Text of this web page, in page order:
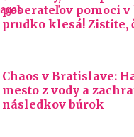
poberateľov pomoci
prudko klesá! Zistite,
Chaos v Bratislave:
mesto z vody a
následkov búrok